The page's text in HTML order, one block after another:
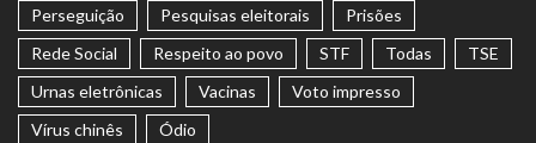
Perseguição
Pesquisas eleitorais
Prisões
Rede Social
Respeito ao povo STF Todas
TSE
Urnas eletrônicas
Vacinas
Voto impresso
Vírus chinês
Ódio